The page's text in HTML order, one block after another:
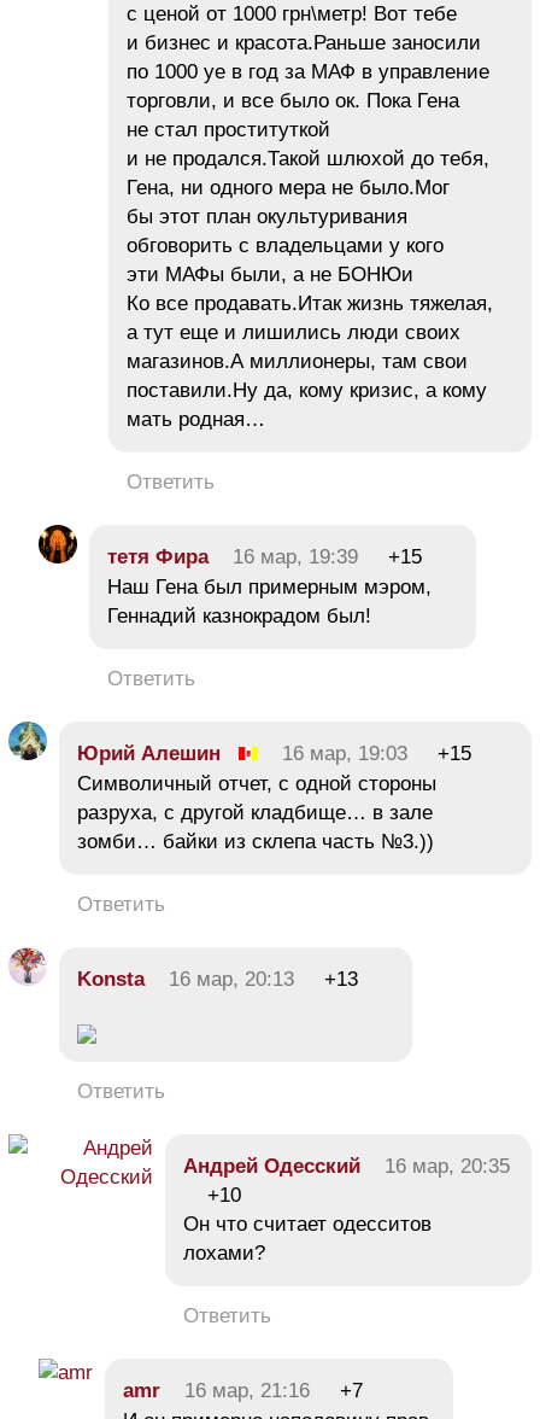
с ценой от 1000 грн\метр! Вот тебе
и бизнес и красота.Раньше заносили
по 1000 уе в год за МАФ в управление
торговли, и все было ок. Пока Гена
не стал проституткой
и не продался.Такой шлюхой до тебя,
Гена, ни одного мера не было.Мог
бы этот план окультуривания
обговорить с владельцами у кого
эти МАФы были, а не БОНЮи
Ко все продавать.Итак жизнь тяжелая,
а тут еще и лишились люди своих
магазинов.А миллионеры, там свои
поставили.Ну да, кому кризис, а кому
мать родная…
Ответить
тетя Фира 16 мар, 19:39
+15
Наш Гена был примерным мэром,
Геннадий казнокрадом был!
Ответить
Юрий Алешин 16 мар, 19:03
+15
Символичный отчет, с одной стороны
разруха, с другой кладбище… в зале
зомби… байки из склепа часть №3.))
Ответить
Konsta 16 мар, 20:13 +13
Ответить
Андрей Одесский
16 мар, 20:35
+10
Он что считает одесситов
лохами?
Ответить
amr 16 мар, 21:16
+7